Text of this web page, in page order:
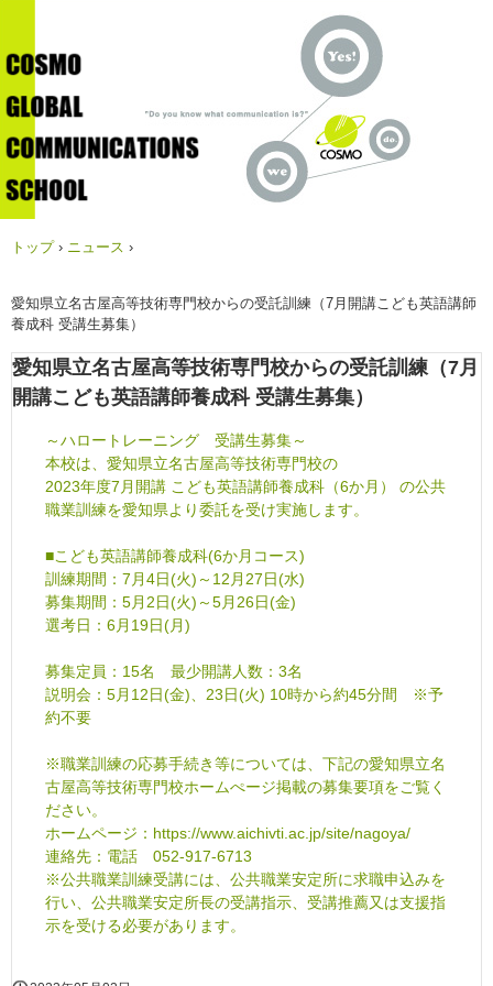
トップ › ニュース ›
愛知県立名古屋高等技術専門校からの受託訓練（7月開講こども英語講師
養成科 受講生募集）
愛知県立名古屋高等技術専門校からの受託訓練（7月
開講こども英語講師養成科 受講生募集）
～ハロートレーニング 受講生募集～
本校は、愛知県立名古屋高等技術専門校の
2023年度7月開講 こども英語講師養成科（6か月） の公共
職業訓練を愛知県より委託を受け実施します。
■こども英語講師養成科(6か月コース)
訓練期間：7月4日(火)～12月27日(水)
募集期間：5月2日(火)～5月26日(金)
選考日：6月19日(月)
募集定員：15名 最少開講人数：3名
説明会：5月12日(金)、23日(火) 10時から約45分間 ※予
約不要
※職業訓練の応募手続き等については、下記の愛知県立名
古屋高等技術専門校ホームぺージ掲載の募集要項をご覧く
ださい。
ホームページ：https://www.aichivti.ac.jp/site/nagoya/
連絡先：電話 052-917-6713
※公共職業訓練受講には、公共職業安定所に求職申込みを
行い、公共職業安定所長の受講指示、受講推薦又は支援指
示を受ける必要があります。